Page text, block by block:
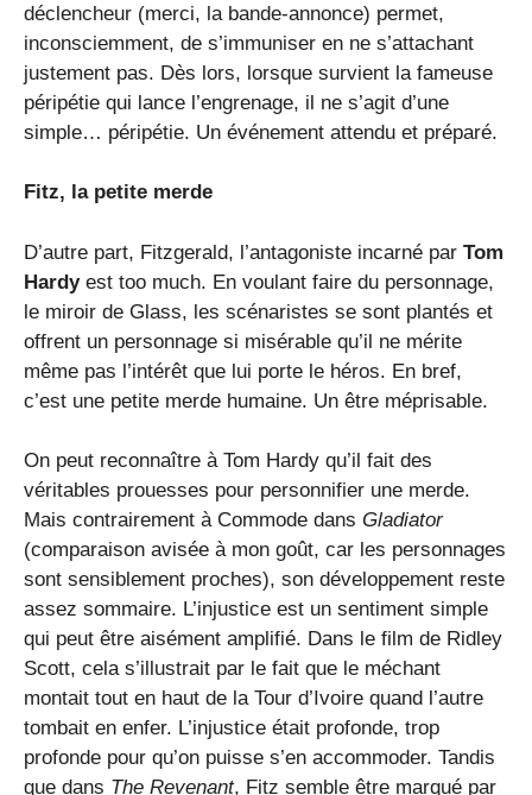
déclencheur (merci, la bande-annonce) permet,
inconsciemment, de s’immuniser en ne s’attachant
justement pas. Dès lors, lorsque survient la fameuse
péripétie qui lance l’engrenage, il ne s’agit d’une
simple… péripétie. Un événement attendu et préparé.
Fitz, la petite merde
D’autre part, Fitzgerald, l’antagoniste incarné par Tom
Hardyest too much. En voulant faire du personnage,
le miroir de Glass, les scénaristes se sont plantés et
offrent un personnage si misérable qu’il ne mérite
même pas l’intérêt que lui porte le héros. En bref,
c’est une petite merde humaine. Un être méprisable.
On peut reconnaître à Tom Hardy qu’il fait des
véritables prouesses pour personnifier une merde.
Mais contrairement à Commode dans Gladiator
(comparaison avisée à mon goût, car les personnages
sont sensiblement proches), son développement reste
assez sommaire. L’injustice est un sentiment simple
qui peut être aisément amplifié. Dans le film de Ridley
Scott, cela s’illustrait par le fait que le méchant
montait tout en haut de la Tour d’Ivoire quand l’autre
tombait en enfer. L’injustice était profonde, trop
profonde pour qu’on puisse s’en accommoder. Tandis
que dans The Revenant, Fitz semble être marqué par